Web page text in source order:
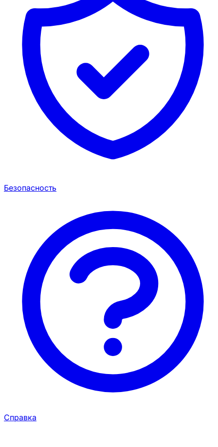
Безопасность
Справка